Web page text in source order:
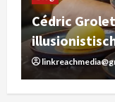
Caro Daur:
und